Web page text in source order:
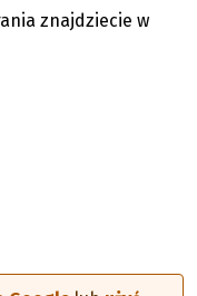
znajdziecie w